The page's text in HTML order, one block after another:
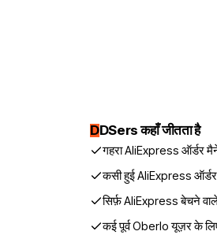
DDSers कहाँ जीतता है
गहरा AliExpress ऑर्डर
कसी हुई AliExpress
सिर्फ़ AliExpress बेचने
कई पूर्व Oberlo यूज़र के